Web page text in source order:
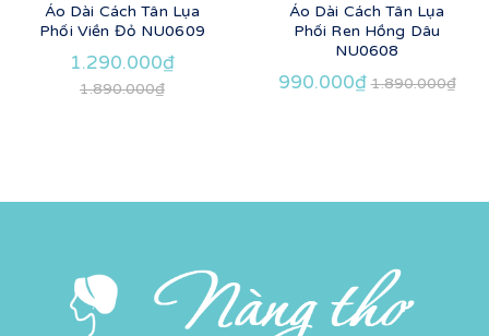
Áo Dài Cách Tân Lụa
Phối Viền Đỏ NU0609
1.290.000₫
1.890.000₫
Áo Dài Cách Tân Lụa
Phối Ren Hồng Dâu
NU0608
990.000₫ 1.890.000₫